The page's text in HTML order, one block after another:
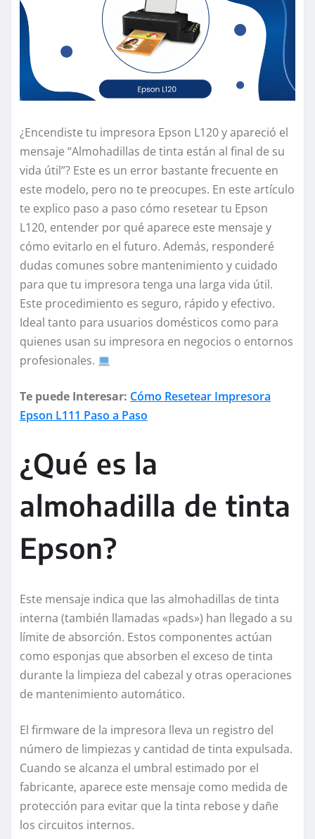
¿Encendiste tu impresora Epson L120 y apareció el
mensaje “Almohadillas de tinta están al final de su
vida útil”? Este es un error bastante frecuente en
este modelo, pero no te preocupes. En este artículo
te explico paso a paso cómo resetear tu Epson
L120, entender por qué aparece este mensaje y
cómo evitarlo en el futuro. Además, responderé
dudas comunes sobre mantenimiento y cuidado
para que tu impresora tenga una larga vida útil.
Este procedimiento es seguro, rápido y efectivo.
Ideal tanto para usuarios domésticos como para
quienes usan su impresora en negocios o entornos
profesionales.
Te puede Interesar: Cómo Resetear Impresora
Epson L111 Paso a Paso
¿Qué es la
almohadilla de tinta
Epson?
Este mensaje indica que las almohadillas de tinta
interna (también llamadas «pads») han llegado a su
límite de absorción. Estos componentes actúan
como esponjas que absorben el exceso de tinta
durante la limpieza del cabezal y otras operaciones
de mantenimiento automático.
El firmware de la impresora lleva un registro del
número de limpiezas y cantidad de tinta expulsada.
Cuando se alcanza el umbral estimado por el
fabricante, aparece este mensaje como medida de
protección para evitar que la tinta rebose y dañe
los circuitos internos.